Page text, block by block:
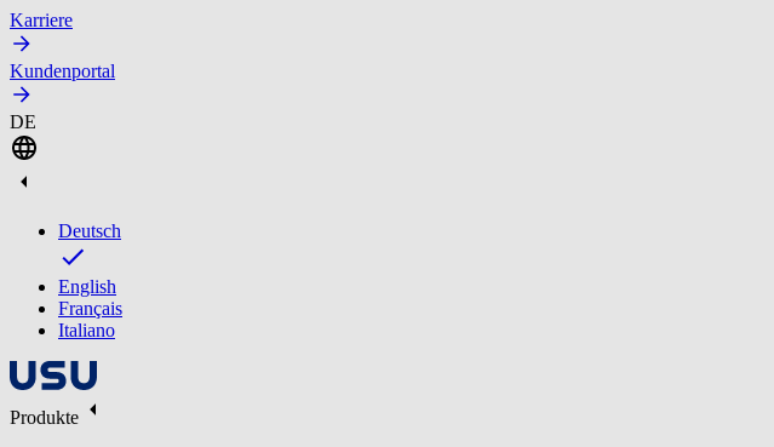
Karriere
Kundenportal
DE
Deutsch
English
Français
Italiano
Produkte